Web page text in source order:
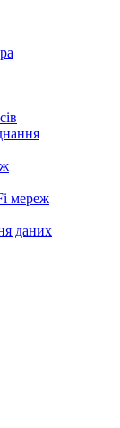
мереж
даних